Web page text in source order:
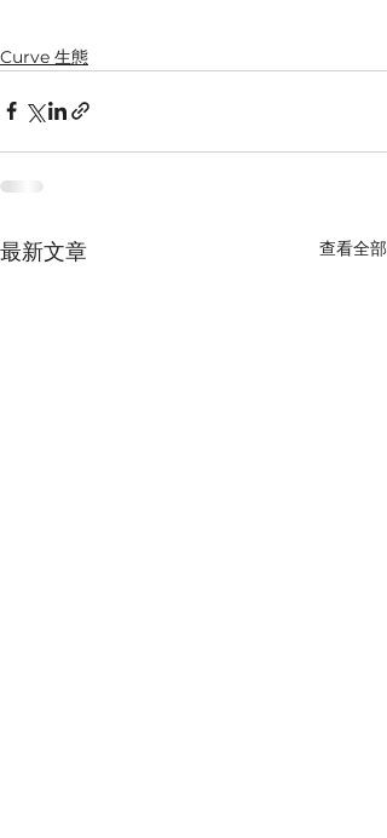
Curve ​生態
最新文章 查看全部